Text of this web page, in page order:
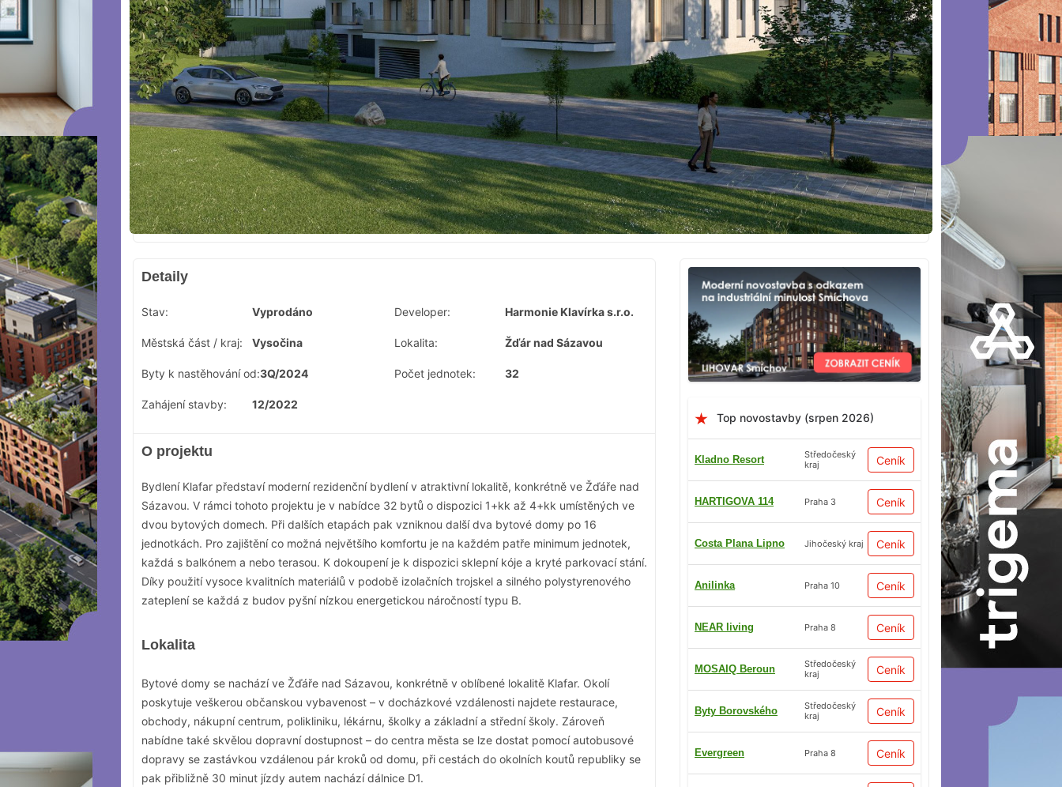
Top novostavby (srpen 2026)
Kladno Resort
Středočeský
kraj
Ceník
HARTIGOVA 114 Praha 3 Ceník
Costa Plana Lipno Jihočeský kraj Ceník
Anilinka Praha 10 Ceník
NEAR living Praha 8 Ceník
MOSAIQ Beroun
Středočeský
kraj
Ceník
Byty Borovského
Středočeský
kraj
Ceník
Evergreen Praha 8 Ceník
Detaily
Stav: Vyprodáno Developer: Harmonie Klavírka s.r.o.
Městská část / kraj: Vysočina Lokalita: Žďár nad Sázavou
Byty k nastěhování od:3Q/2024 Počet jednotek: 32
Zahájení stavby: 12/2022
O projektu
Bydlení Klafar představí moderní rezidenční bydlení v atraktivní lokalitě, konkrétně ve Žďáře nad
Sázavou. V rámci tohoto projektu je v nabídce 32 bytů o dispozici 1+kk až 4+kk umístěných ve
dvou bytových domech. Při dalších etapách pak vzniknou další dva bytové domy po 16
jednotkách. Pro zajištění co možná největšího komfortu je na každém patře minimum jednotek,
každá s balkónem a nebo terasou. K dokoupení je k dispozici sklepní kóje a kryté parkovací stání.
Díky použití vysoce kvalitních materiálů v podobě izolačních trojskel a silného polystyrenového
zateplení se každá z budov pyšní nízkou energetickou náročností typu B.
Lokalita
Bytové domy se nachází ve Žďáře nad Sázavou, konkrétně v oblíbené lokalitě Klafar. Okolí
poskytuje veškerou občanskou vybavenost – v docházkové vzdálenosti najdete restaurace,
obchody, nákupní centrum, polikliniku, lékárnu, školky a základní a střední školy. Zároveň
nabídne také skvělou dopravní dostupnost – do centra města se lze dostat pomocí autobusové
dopravy se zastávkou vzdálenou pár kroků od domu, při cestách do okolních koutů republiky se
pak přibližně 30 minut jízdy autem nachází dálnice D1.